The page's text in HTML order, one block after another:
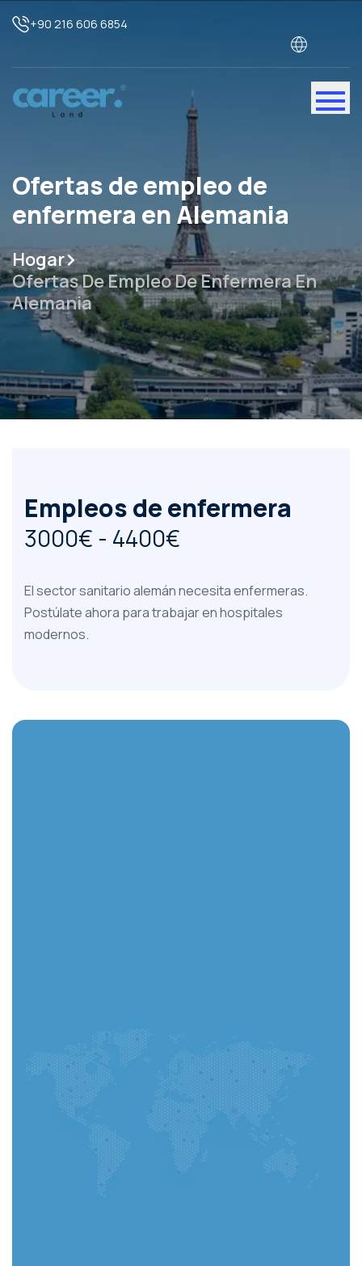
+90 216 606 6854
Ofertas de empleo de
enfermera en Alemania
Hogar
Ofertas De Empleo De Enfermera En
Alemania
Empleos de enfermera
3000€ - 4400€
El sector sanitario alemán necesita enfermeras.
Postúlate ahora para trabajar en hospitales
modernos.
Puede completar su solicitud en la aplicación y